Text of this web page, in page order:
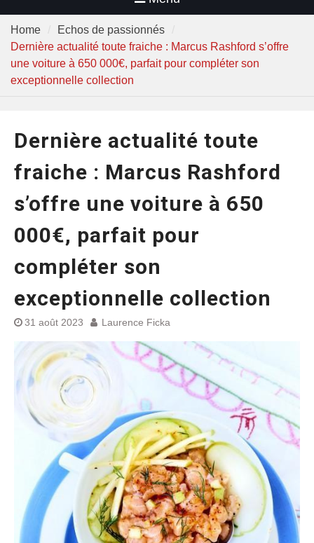
Home
Echos de passionnés
Dernière actualité toute fraiche : Marcus Rashford s’offre
une voiture à 650 000€, parfait pour compléter son
exceptionnelle collection
Dernière actualité toute
fraiche : Marcus Rashford
s’offre une voiture à 650
000€, parfait pour
compléter son
exceptionnelle collection
31 août 2023 Laurence Ficka